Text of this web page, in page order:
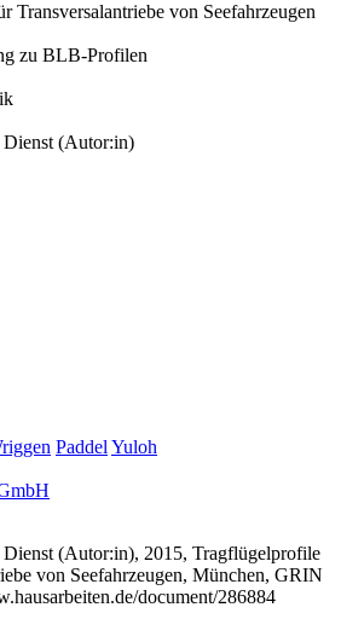
Transversalantriebe von Seefahrzeugen
zu BLB-Profilen
(Autor:in)
Paddel Yuloh
(Autor:in), 2015, Tragflügelprofile
von Seefahrzeugen, München, GRIN
document/286884